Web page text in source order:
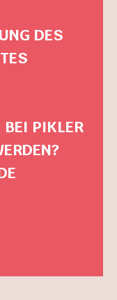
DES
PIKLER